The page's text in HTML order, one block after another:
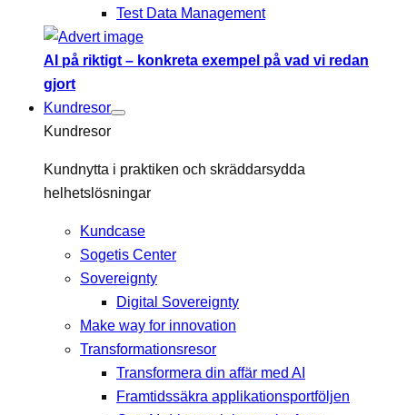
Test Data Management
AI på riktigt – konkreta exempel på vad vi redan
gjort
Kundresor
Kundresor
Kundnytta i praktiken och skräddarsydda
helhetslösningar
Kundcase
Sogetis Center
Sovereignty
Digital Sovereignty
Make way for innovation
Transformationsresor
Transformera din affär med AI
Framtidssäkra applikationsportföljen